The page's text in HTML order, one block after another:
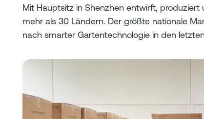
Mit Hauptsitz in Shenzhen entwirft, produziert
mehr als 30 Ländern. Der größte nationale
nach smarter Gartentechnologie in den